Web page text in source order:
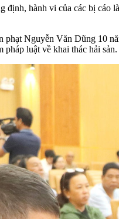
định, hành vi của các bị cáo
Nguyễn Văn Dũng 10
luật về khai thác hải sản.